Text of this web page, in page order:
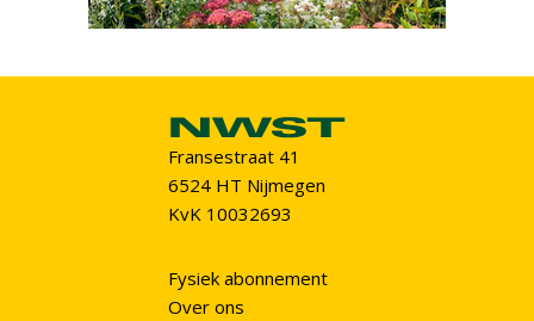
Fransestraat 41
6524 HT Nijmegen
KvK 10032693
Fysiek abonnement
Over ons